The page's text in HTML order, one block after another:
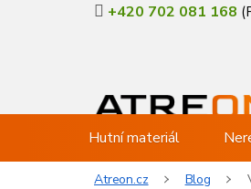
+420 702 081 168
Hutní materiál
Atreon.cz Blog